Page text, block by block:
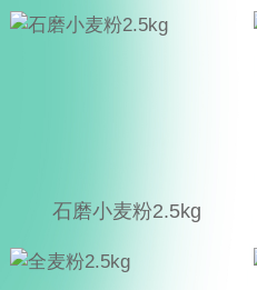
石磨小麦粉2.5kg